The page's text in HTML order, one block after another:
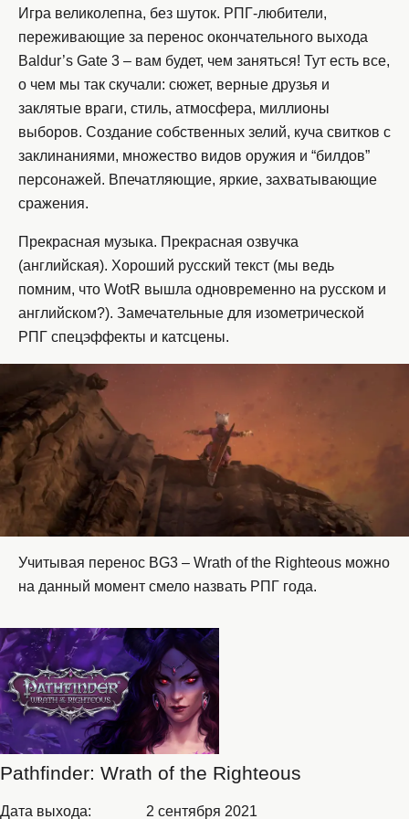
Игра великолепна, без шуток. РПГ-любители,
переживающие за перенос окончательного выхода
Baldur’s Gate 3 – вам будет, чем заняться! Тут есть все,
о чем мы так скучали: сюжет, верные друзья и
заклятые враги, стиль, атмосфера, миллионы
выборов. Создание собственных зелий, куча свитков с
заклинаниями, множество видов оружия и “билдов”
персонажей. Впечатляющие, яркие, захватывающие
сражения.
Прекрасная музыка. Прекрасная озвучка
(английская). Хороший русский текст (мы ведь
помним, что WotR вышла одновременно на русском и
английском?). Замечательные для изометрической
РПГ спецэффекты и катсцены.
Учитывая перенос BG3 – Wrath of the Righteous можно
на данный момент смело назвать РПГ года.
Pathfinder: Wrath of the Righteous
Дата выхода: 2 сентября 2021